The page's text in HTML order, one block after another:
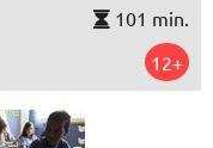
101 min.
12+